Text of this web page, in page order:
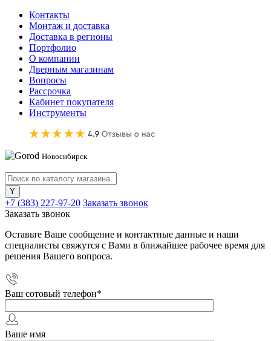
Контакты
Монтаж и доставка
Доставка в регионы
Портфолио
О компании
Дверным магазинам
Вопросы
Рассрочка
Кабинет покупателя
Инструменты
Новосибирск
+7 (383) 227-97-20 Заказать звонок
Заказать звонок
Оставьте Ваше сообщение и контактные данные и наши
специалисты свяжутся с Вами в ближайшее рабочее время для
решения Вашего вопроса.
Ваш сотовый телефон*
Ваше имя